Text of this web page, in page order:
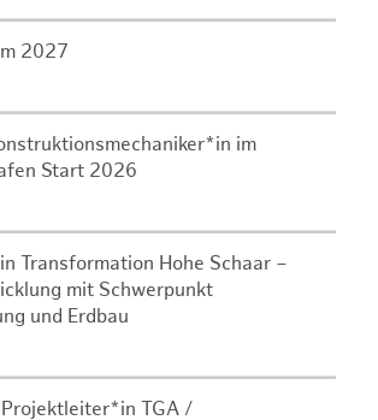
2027
im
Start 2026
Transformation Hohe Schaar –
mit Schwerpunkt
und Erdbau
TGA /